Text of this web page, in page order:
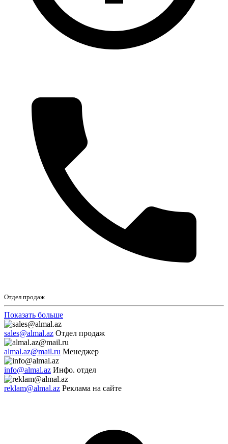
Отдел продаж
Показать больше
sales@almal.az Отдел продаж
almal.az@mail.ru Менеджер
info@almal.az Инфо. отдел
reklam@almal.az Реклама на сайте